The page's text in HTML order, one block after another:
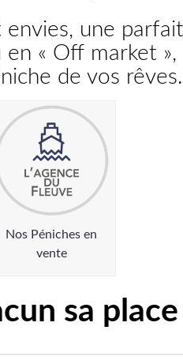
une
« Off market
de vos
Nos Péniches en
vente
sa place